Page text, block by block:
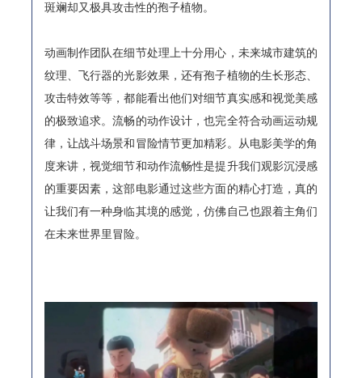
斑斓却又极具攻击性的孢子植物。
动画制作团队在细节处理上十分用心，未来城市建筑的
纹理、飞行器的光影效果，还有孢子植物的生长形态、
攻击特效等等，都能看出他们对细节真实感和视觉美感
的极致追求。流畅的动作设计，也完全符合动画运动规
律，让战斗场景和冒险情节更加精彩。从电影美学的角
度来讲，视觉细节和动作流畅性是提升我们观影沉浸感
的重要因素，这部电影通过这些方面的精心打造，真的
让我们有一种身临其境的感觉，仿佛自己也跟着主角们
在未来世界里冒险。